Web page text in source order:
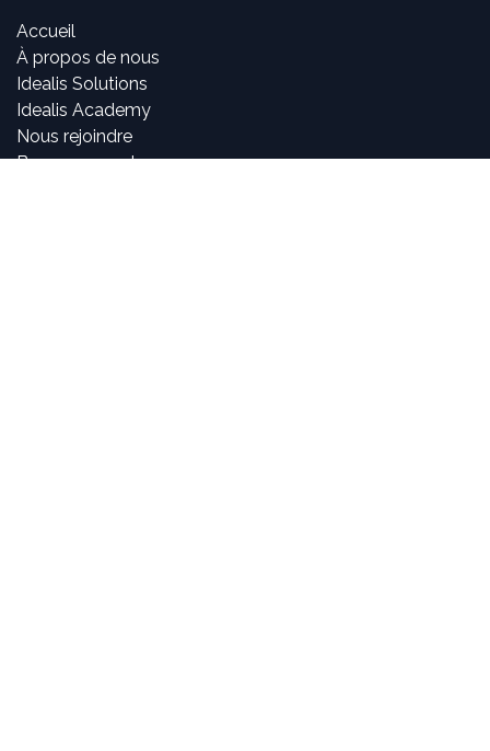
Accueil
À propos de nous
Idealis Solutions
Idealis Academy
Nous rejoindre
Become a partner